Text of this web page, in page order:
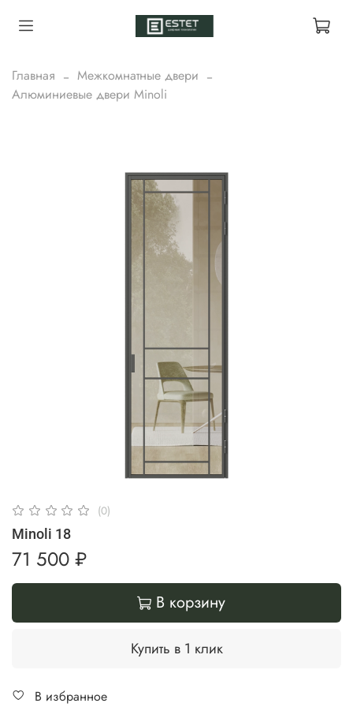
Главная
Межкомнатные двери
Алюминиевые двери Minoli
(0)
Minoli 18
71 500 ₽
В корзину
Купить в 1 клик
В избранное